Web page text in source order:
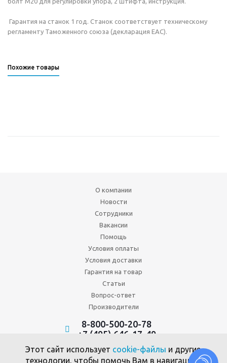
Гарантия на станок 1 год. Станок соответствует техническому
регламенту Таможенного союза (декларация ЕАС).
Похожие товары
О компании
Новости
Сотрудники
Вакансии
Помощь
Условия оплаты
Условия доставки
Гарантия на товар
Статьи
Вопрос-ответ
Производители
8-800-500-20-78
+7 (495) 646-17-49
Политика конфиденциальности
Пользовательское соглашение
Этот сайт использует cookie-файлы и другие
технологии, чтобы помочь Вам в навигации,